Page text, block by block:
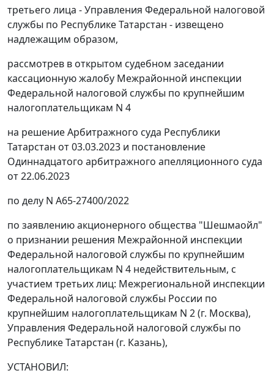
третьего лица - Управления Федеральной налоговой
службы по Республике Татарстан - извещено
надлежащим образом,
рассмотрев в открытом судебном заседании
кассационную жалобу Межрайонной инспекции
Федеральной налоговой службы по крупнейшим
налогоплательщикам N 4
на решение Арбитражного суда Республики
Татарстан от 03.03.2023 и постановление
Одиннадцатого арбитражного апелляционного суда
от 22.06.2023
по делу N А65-27400/2022
по заявлению акционерного общества "Шешмаойл"
о признании решения Межрайонной инспекции
Федеральной налоговой службы по крупнейшим
налогоплательщикам N 4 недействительным, с
участием третьих лиц: Межрегиональной инспекции
Федеральной налоговой службы России по
крупнейшим налогоплательщикам N 2 (г. Москва),
Управления Федеральной налоговой службы по
Республике Татарстан (г. Казань),
УСТАНОВИЛ: